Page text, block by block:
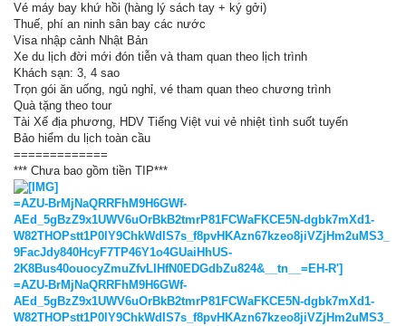
Vé máy bay khứ hồi (hàng lý sách tay + ký gởi)
Thuế, phí an ninh sân bay các nước
Visa nhập cảnh Nhật Bản
Xe du lịch đời mới đón tiễn và tham quan theo lịch trình
Khách sạn: 3, 4 sao
Trọn gói ăn uống, ngủ nghỉ, vé tham quan theo chương trình
Quà tặng theo tour
Tài Xế địa phương, HDV Tiếng Việt vui vẻ nhiệt tình suốt tuyến
Bảo hiểm du lịch toàn cầu
=============
*** Chưa bao gồm tiền TIP***
=AZU-BrMjNaQRRFhM9H6GWf-
AEd_5gBzZ9x1UWV6uOrBkB2tmrP81FCWaFKCE5N-dgbk7mXd1-
W82THOPstt1P0lY9ChkWdIS7s_f8pvHKAzn67kzeo8jiVZjHm2uMS3_
9FacJdy840HcyF7TP46Y1o4GUaiHhUS-
2K8Bus40ouocyZmuZfvLIHfN0EDGdbZu824&__tn__=EH-R']
=AZU-BrMjNaQRRFhM9H6GWf-
AEd_5gBzZ9x1UWV6uOrBkB2tmrP81FCWaFKCE5N-dgbk7mXd1-
W82THOPstt1P0lY9ChkWdIS7s_f8pvHKAzn67kzeo8jiVZjHm2uMS3_